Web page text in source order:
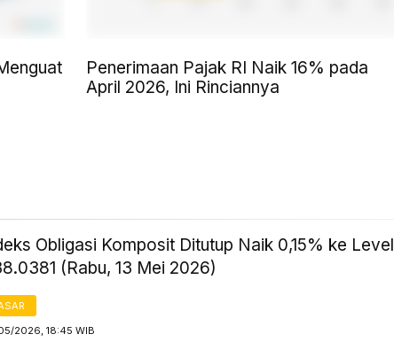
Penerimaan Pajak RI Naik 16% pada
April 2026, Ini Rinciannya
Obligasi Komposit Ditutup Naik 0,15% ke Level
(Rabu, 13 Mei 2026)
2026, 18:45 WIB